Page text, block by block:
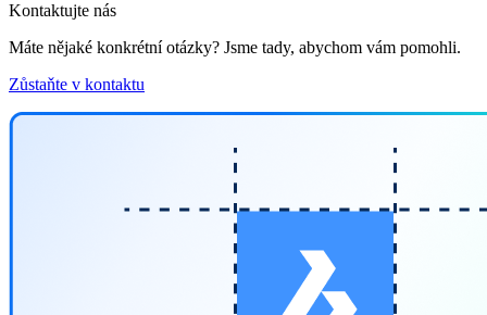
Kontaktujte nás
Máte nějaké konkrétní otázky? Jsme tady, abychom vám pomohli.
Zůstaňte v kontaktu